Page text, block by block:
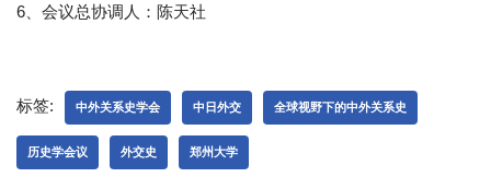
6、会议总协调人：陈天社
标签: 中外关系史学会 中日外交 全球视野下的中外关系史
历史学会议 外交史 郑州大学